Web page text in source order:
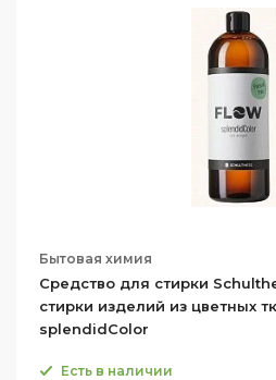
Бытовая химия
Средство для стирки
стирки изделий из цветных
splendidColor
Есть в наличии